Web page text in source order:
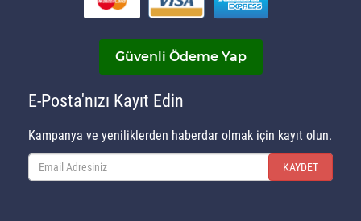
Güvenli Ödeme Yap
E-Posta'nızı Kayıt Edin
Kampanya ve yeniliklerden haberdar olmak için kayıt olun.
KAYDET